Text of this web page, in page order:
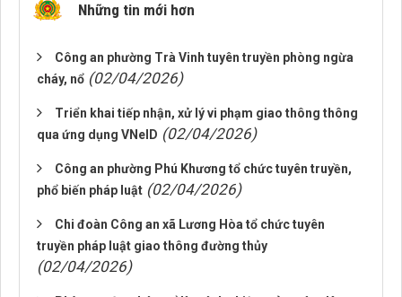
Những tin mới hơn
Công an phường Trà Vinh tuyên truyền phòng ngừa
cháy, nổ (02/04/2026)
Triển khai tiếp nhận, xử lý vi phạm giao thông thông
qua ứng dụng VNeID (02/04/2026)
Công an phường Phú Khương tổ chức tuyên truyền,
phổ biến pháp luật (02/04/2026)
Chi đoàn Công an xã Lương Hòa tổ chức tuyên
truyền pháp luật giao thông đường thủy
(02/04/2026)